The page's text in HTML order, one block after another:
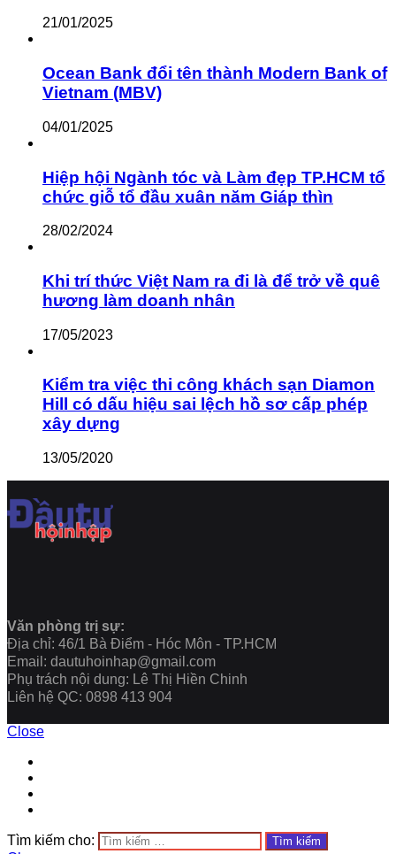
21/01/2025
Ocean Bank đổi tên thành Modern Bank of
Vietnam (MBV)
04/01/2025
Hiệp hội Ngành tóc và Làm đẹp TP.HCM tổ
chức giỗ tổ đầu xuân năm Giáp thìn
28/02/2024
Khi trí thức Việt Nam ra đi là để trở về quê
hương làm doanh nhân
17/05/2023
Kiểm tra việc thi công khách sạn Diamon
Hill có dấu hiệu sai lệch hồ sơ cấp phép
xây dựng
13/05/2020
Văn phòng trị sự:
Địa chỉ: 46/1 Bà Điểm - Hóc Môn - TP.HCM
Email: dautuhoinhap@gmail.com
Phụ trách nội dung: Lê Thị Hiền Chinh
Liên hệ QC: 0898 413 904
Close
Tìm kiếm cho: